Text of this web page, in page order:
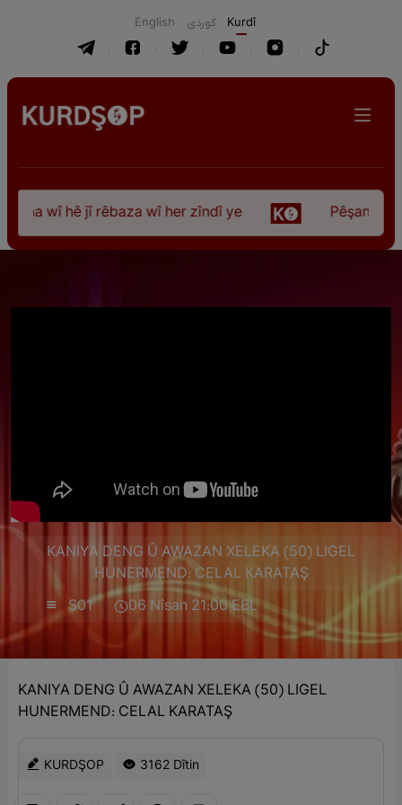
English كوردی Kurdî
wî hê jî rêbaza wî her zîndî ye Pêşangeha
KANIYA DENG Û AWAZAN XELEKA (50) LIGEL
HUNERMEND: CELAL KARATAŞ
S01
06 Nîsan 21:00 EBL
KANIYA DENG Û AWAZAN XELEKA (50) LIGEL
HUNERMEND: CELAL KARATAŞ
KURDŞOP 3162 Dîtin